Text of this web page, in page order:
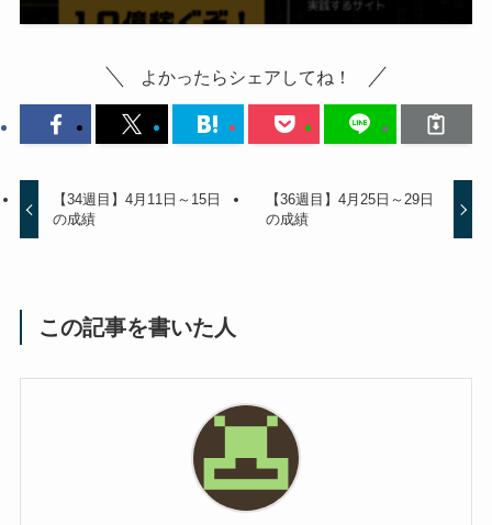
よかったらシェアしてね！
【34週目】4月11日～15日
の成績
【36週目】4月25日～29日
の成績
この記事を書いた人